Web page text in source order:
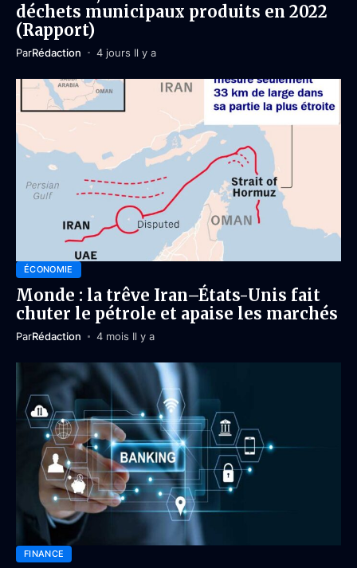
déchets municipaux produits en 2022
(Rapport)
ParRédaction 4 jours Il y a
ÉCONOMIE
Monde : la trêve Iran–États-Unis fait
chuter le pétrole et apaise les marchés
ParRédaction 4 mois Il y a
FINANCE